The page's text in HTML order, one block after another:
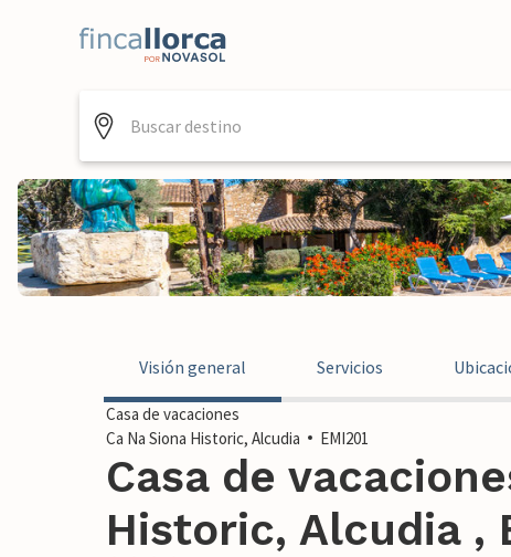
Visión general Servicios
Casa de vacaciones
Ca Na Siona Historic, Alcudia
EMI201
Casa de
Historic, Alcudia ,